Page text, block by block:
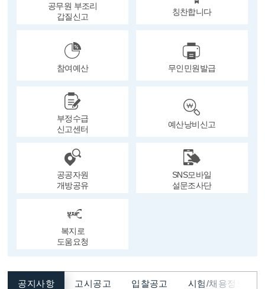
공무원 부조리
갑질신고
칭찬합니다
참여예산 무인민원발급
부정수급
신고센터
예산낭비신고
공공자원
개방공유
SNS모바일
설문조사단
복지로
도움요청
공지사항 고시공고 입찰공고 시험/채용정보